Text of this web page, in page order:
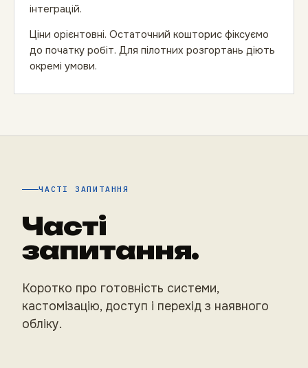
інтеграцій.
Ціни орієнтовні. Остаточний кошторис фіксуємо
до початку робіт. Для пілотних розгортань діють
окремі умови.
ЧАСТІ ЗАПИТАННЯ
Часті
запитання.
Коротко про готовність системи,
кастомізацію, доступ і перехід з наявного
обліку.